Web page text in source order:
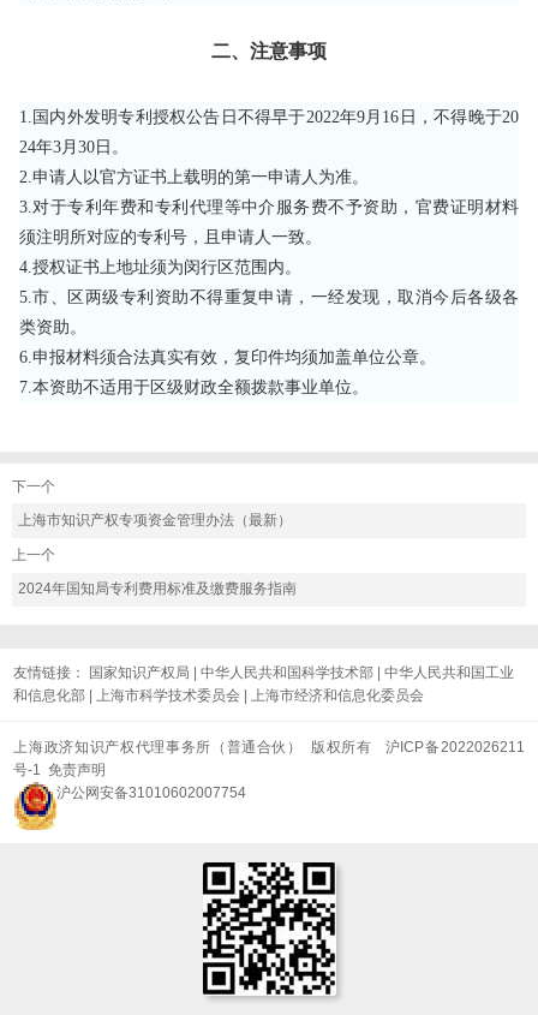
二、注意事项
1.国内外发明专利授权公告日不得早于2022年9月16日，不得晚于20
24年3月30日。
2.申请人以官方证书上载明的第一申请人为准。
3.对于专利年费和专利代理等中介服务费不予资助，官费证明材料
须注明所对应的专利号，且申请人一致。
4.授权证书上地址须为闵行区范围内。
5.市、区两级专利资助不得重复申请，一经发现，取消今后各级各
类资助。
6.申报材料须合法真实有效，复印件均须加盖单位公章。
7.本资助不适用于区级财政全额拨款事业单位。
下一个
上海市知识产权专项资金管理办法（最新）
上一个
2024年国知局专利费用标准及缴费服务指南
友情链接： 国家知识产权局 |中华人民共和国科学技术部 |中华人民共和国工业
和信息化部 |上海市科学技术委员会 |上海市经济和信息化委员会
上海政济知识产权代理事务所（普通合伙） 版权所有 沪ICP备2022026211
号-1
免责声明
沪公网安备31010602007754